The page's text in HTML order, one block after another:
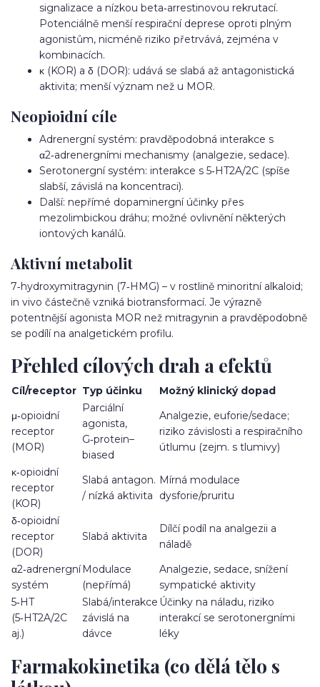
signalizace a nízkou beta‑arrestinovou rekrutací.
Potenciálně menší respirační deprese oproti plným
agonistům, nicméně riziko přetrvává, zejména v
kombinacích.
κ (KOR) a δ (DOR): udává se slabá až antagonistická
aktivita; menší význam než u MOR.
Neopioidní cíle
Adrenergní systém: pravděpodobná interakce s
α2‑adrenergními mechanismy (analgezie, sedace).
Serotonergní systém: interakce s 5‑HT2A/2C (spíše
slabší, závislá na koncentraci).
Další: nepřímé dopaminergní účinky přes
mezolimbickou dráhu; možné ovlivnění některých
iontových kanálů.
Aktivní metabolit
7‑hydroxymitragynin (7‑HMG) – v rostlině minoritní alkaloid;
in vivo částečně vzniká biotransformací. Je výrazně
potentnější agonista MOR než mitragynin a pravděpodobně
se podílí na analgetickém profilu.
Přehled cílových drah a efektů
Cíl/receptor Typ účinku
Možný klinický dopad
μ‑opioidní
receptor
(MOR)
Parciální
agonista,
G‑protein–
biased
Analgezie, euforie/sedace;
riziko závislosti a respiračního
útlumu (zejm. s tlumivy)
κ‑opioidní
receptor
(KOR)
Slabá antagon.
/ nízká aktivita
Mírná modulace
dysforie/pruritu
δ‑opioidní
receptor
(DOR)
Slabá aktivita
Dílčí podíl na analgezii a
náladě
α2‑adrenergní
systém
Modulace
(nepřímá)
Analgezie, sedace, snížení
sympatické aktivity
5‑HT
(5‑HT2A/2C
aj.)
Slabá/interakce
závislá na
dávce
Účinky na náladu, riziko
interakcí se serotonergními
léky
Farmakokinetika (co dělá tělo s